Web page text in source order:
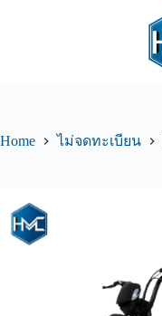
Home ไม่จดทะเบียน